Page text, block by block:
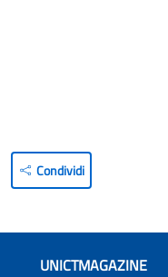
Condividi
UNICTMAGAZINE